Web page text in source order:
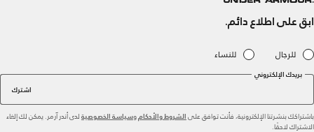
ابق على اطلاع دائم.
للرجال للنساء
بريدك الإلكتروني
اشترك
باشتراكك بنشرتنا الإلكترونية، فأنت توافق على الشروط والأحكام وسياسة الخصوصية لدى أندر آرمر. يمكن لك إلغاء
الاشتراك لاحقًا.